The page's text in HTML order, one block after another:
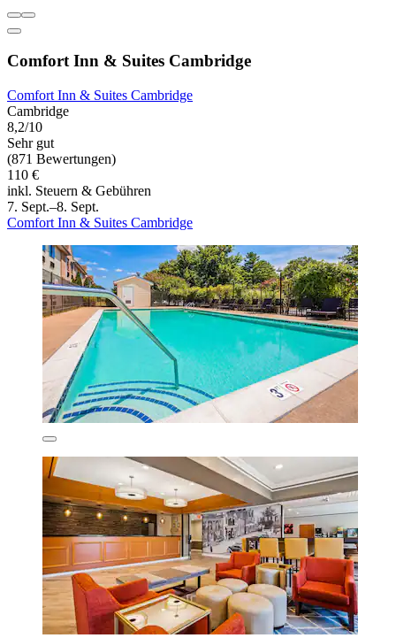
Comfort Inn & Suites Cambridge
Comfort Inn & Suites Cambridge
Cambridge
8,2/10
Sehr gut
(871 Bewertungen)
110 €
inkl. Steuern & Gebühren
7. Sept.–8. Sept.
Comfort Inn & Suites Cambridge